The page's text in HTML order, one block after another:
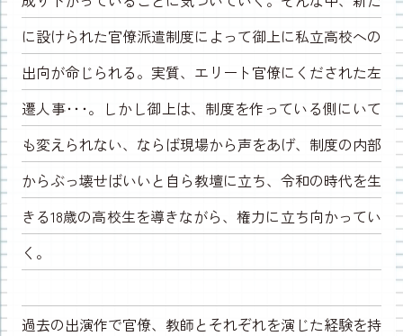
に設けられた官僚派遣制度によって御上に私立高校への
出向が命じられる。実質、エリート官僚にくだされた左
遷人事･･･。しかし御上は、制度を作っている側にいて
も変えられない、ならば現場から声をあげ、制度の内部
からぶっ壊せばいいと自ら教壇に立ち、令和の時代を生
きる18歳の高校生を導きながら、権力に立ち向かってい
く。
過去の出演作で官僚、教師とそれぞれを演じた経験を持